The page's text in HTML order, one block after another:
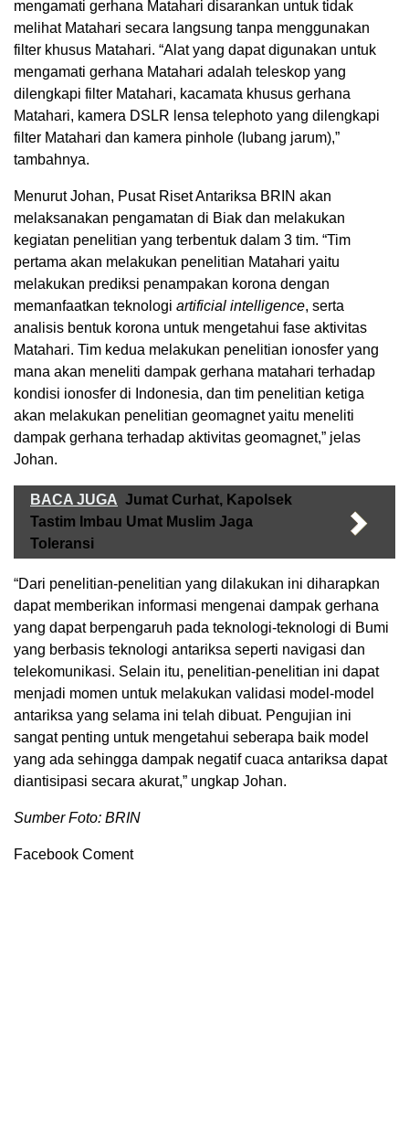
mengamati gerhana Matahari disarankan untuk tidak
melihat Matahari secara langsung tanpa menggunakan
filter khusus Matahari. “Alat yang dapat digunakan untuk
mengamati gerhana Matahari adalah teleskop yang
dilengkapi filter Matahari, kacamata khusus gerhana
Matahari, kamera DSLR lensa telephoto yang dilengkapi
filter Matahari dan kamera pinhole (lubang jarum),”
tambahnya.
Menurut Johan, Pusat Riset Antariksa BRIN akan
melaksanakan pengamatan di Biak dan melakukan
kegiatan penelitian yang terbentuk dalam 3 tim. “Tim
pertama akan melakukan penelitian Matahari yaitu
melakukan prediksi penampakan korona dengan
memanfaatkan teknologi artificial intelligence, serta
analisis bentuk korona untuk mengetahui fase aktivitas
Matahari. Tim kedua melakukan penelitian ionosfer yang
mana akan meneliti dampak gerhana matahari terhadap
kondisi ionosfer di Indonesia, dan tim penelitian ketiga
akan melakukan penelitian geomagnet yaitu meneliti
dampak gerhana terhadap aktivitas geomagnet,” jelas
Johan.
BACA JUGA Jumat Curhat, Kapolsek
Tastim Imbau Umat Muslim Jaga
Toleransi
“Dari penelitian-penelitian yang dilakukan ini diharapkan
dapat memberikan informasi mengenai dampak gerhana
yang dapat berpengaruh pada teknologi-teknologi di Bumi
yang berbasis teknologi antariksa seperti navigasi dan
telekomunikasi. Selain itu, penelitian-penelitian ini dapat
menjadi momen untuk melakukan validasi model-model
antariksa yang selama ini telah dibuat. Pengujian ini
sangat penting untuk mengetahui seberapa baik model
yang ada sehingga dampak negatif cuaca antariksa dapat
diantisipasi secara akurat,” ungkap Johan.
Sumber Foto: BRIN
Facebook Coment